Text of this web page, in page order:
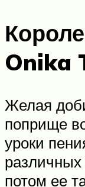
Onika
Желая
поприще
уроки
различных
потом ее